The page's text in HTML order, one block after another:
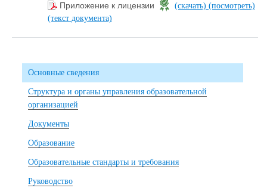
Приложение к лицензии (скачать) (посмотреть)
(текст документа)
Основные сведения
Структура и органы управления образовательной
организацией
Документы
Образование
Образовательные стандарты и требования
Руководство